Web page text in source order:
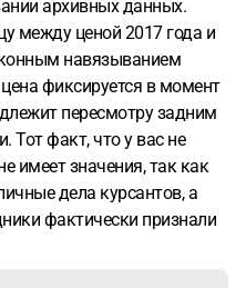
архивных данных.
между ценой 2017 года и
навязыванием
фиксируется в момент
пересмотру задним
Тот факт, что у вас не
имеет значения, так как
дела курсантов, а
фактически признали